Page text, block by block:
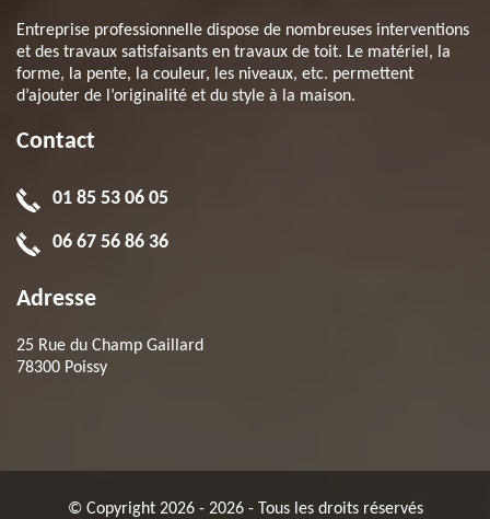
Entreprise professionnelle dispose de nombreuses interventions
et des travaux satisfaisants en travaux de toit. Le matériel, la
forme, la pente, la couleur, les niveaux, etc. permettent
d’ajouter de l’originalité et du style à la maison.
Contact
01 85 53 06 05
06 67 56 86 36
Adresse
25 Rue du Champ Gaillard
78300 Poissy
© Copyright 2026 - 2026 - Tous les droits réservés